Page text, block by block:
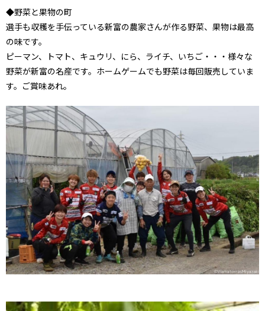
◆野菜と果物の町
選手も収穫を手伝っている新富の農家さんが作る野菜、果物は最高
の味です。
ピーマン、トマト、キュウリ、にら、ライチ、いちご・・・様々な
野菜が新富の名産です。ホームゲームでも野菜は毎回販売していま
す。ご賞味あれ。